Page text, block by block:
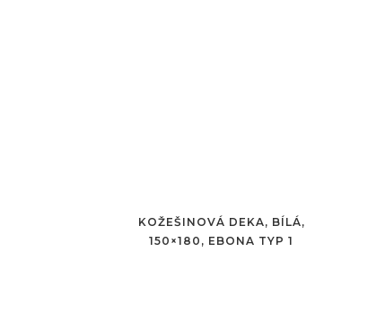
KOŽEŠINOVÁ DEKA, BÍLÁ,
150×180, EBONA TYP 1